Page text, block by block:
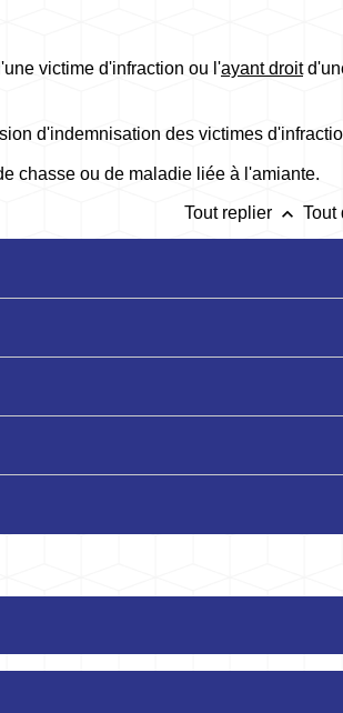
victime d'infraction ou l'ayant droit
d'indemnisation des victimes
chasse ou de maladie liée à l'amiante.
Tout replier keyboard_arrow_up Tout